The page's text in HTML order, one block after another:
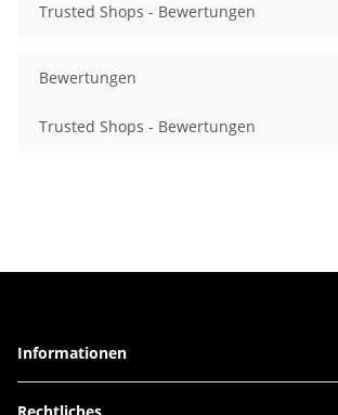
Trusted Shops - Bewertungen
Bewertungen
Trusted Shops - Bewertungen
Informationen